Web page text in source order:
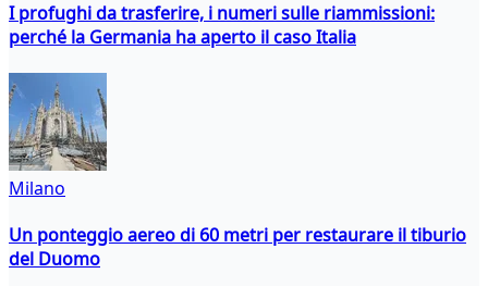
I profughi da trasferire, i numeri sulle riammissioni:
perché la Germania ha aperto il caso Italia
Milano
Un ponteggio aereo di 60 metri per restaurare il tiburio
del Duomo